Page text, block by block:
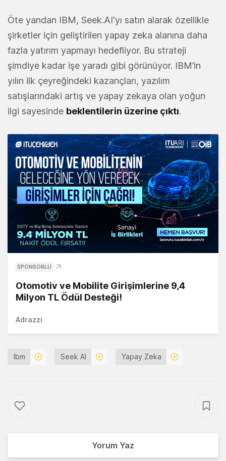
Öte yandan IBM, Seek.AI'yı satın alarak özellikle
şirketler için geliştirilen yapay zeka alanına daha
fazla yatırım yapmayı hedefliyor. Bu strateji
şimdiye kadar işe yaradı gibi görünüyor. IBM’in
yılın ilk çeyreğindeki kazançları, yazılım
satışlarındaki artış ve yapay zekaya olan yoğun
ilgi sayesinde beklentilerin üzerine çıktı.
SPONSORLU
Otomotiv ve Mobilite Girişimlerine 9,4
Milyon TL Ödül Desteği!
Adrazzi
Ibm Seek AI Yapay Zeka
Yorum Yaz